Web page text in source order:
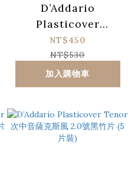
D’Addario
Plasticover
Soprano 高音薩克斯
風 2.5號黑竹片 (5片
裝)
NT$450
NT$530
加入購物車